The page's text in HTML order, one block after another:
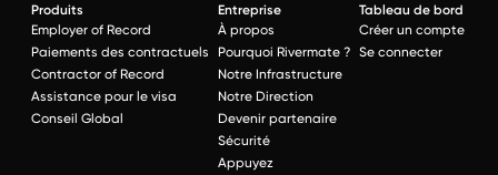
Produits
Employer of Record
Paiements des contractuels
Contractor of Record
Assistance pour le visa
Conseil Global
Entreprise
À propos
Pourquoi Rivermate ?
Notre Infrastructure
Notre Direction
Devenir partenaire
Sécurité
Appuyez
Tableau de bord
Créer un compte
Se connecter